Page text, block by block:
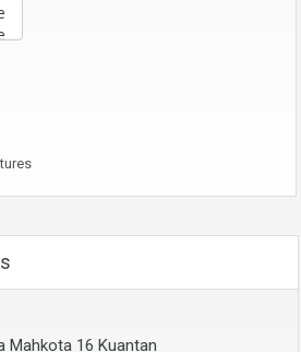
Mahkota 16 Kuantan